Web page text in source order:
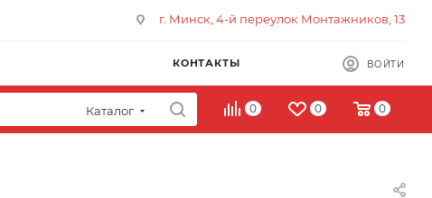
г. Минск, 4-й переулок Монтажников, 13
КОНТАКТЫ ВОЙТИ
Каталог 0 0 0